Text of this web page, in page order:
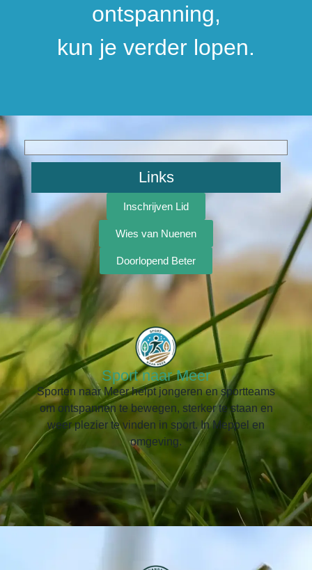
ontspanning,
kun je verder lopen.
Links
Inschrijven Lid
Wies van Nuenen
Doorlopend Beter
Sport naar Meer
Sporten naar Meer helpt jongeren en sportteams
om ontspannen te bewegen, sterker te staan en
weer plezier te vinden in sport. In Meppel en
omgeving.